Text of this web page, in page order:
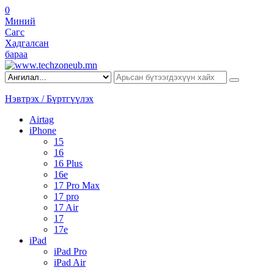
0
Миний
Сагс
Хадгалсан
бараа
Нэвтрэх / Бүртгүүлэх
Airtag
iPhone
15
16
16 Plus
16e
17 Pro Max
17 pro
17 Air
17
17e
iPad
iPad Pro
iPad Air